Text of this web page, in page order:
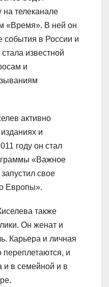
телеканале
«Время». В ней он
события в России и
известной
и
активно
и
году он стал
«Важное
свое
Европы».
также
Он женат и
Карьера и личная
переплетаются, и
и в семейной и в